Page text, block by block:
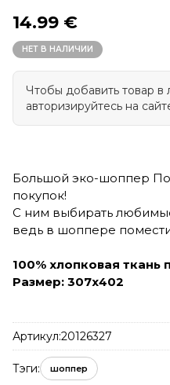
14.99 €
НЕТ В НАЛИЧИИ
Чтобы добавить товар в
авторизируйтесь на
Большой эко-шоппер
покупок!
С ним выбирать
ведь в шоппере
100% хлопковая ткань
Размер: 307х402
Артикул:20126327
Тэги: шоппер